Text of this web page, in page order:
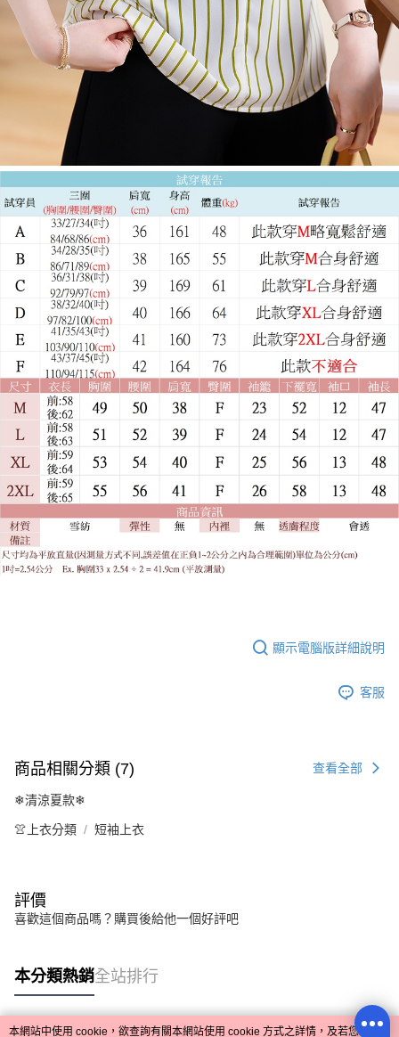
顯示電腦版詳細說明
客服
商品相關分類 (7) 查看全部
❄清涼夏款❄
👚上衣分類 短袖上衣
評價
喜歡這個商品嗎？購買後給他一個好評吧
本分類熱銷全站排行
本網站中使用 cookie，欲查詢有關本網站使用 cookie 方式之詳情，及若您不希